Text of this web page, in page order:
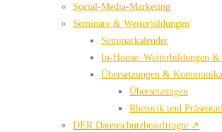
Social-Media-Marketing
Seminare & Weiterbildungen
Seminarkalender
In-House: Weiterbildungen &
Übersetzungen &
Übersetzungen
Rhetorik und
DER Datenschutzbeauftragte ↗